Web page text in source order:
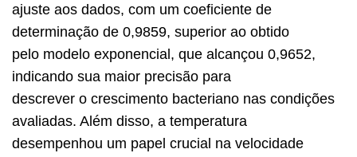
ajuste aos dados, com um coeficiente de
determinação de 0,9859, superior ao obtido
pelo modelo exponencial, que alcançou 0,9652,
indicando sua maior precisão para
descrever o crescimento bacteriano nas condições
avaliadas. Além disso, a temperatura
desempenhou um papel crucial na velocidade